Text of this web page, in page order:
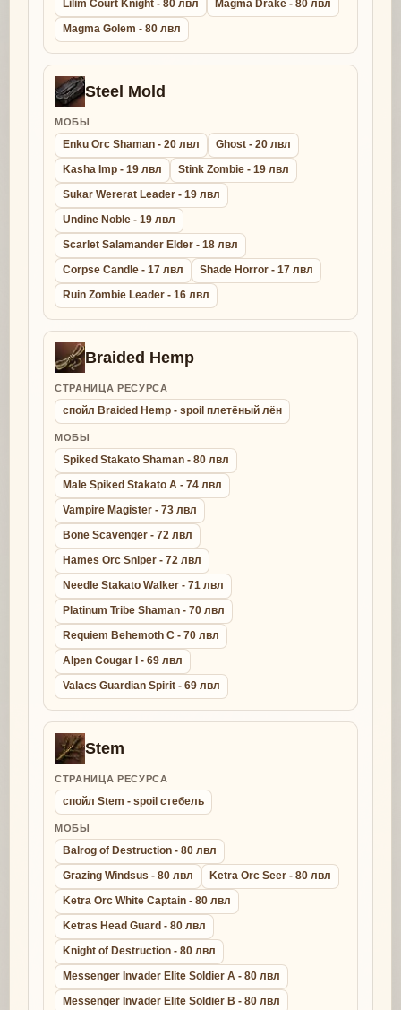
Lilim Court Knight - 80 лвл
Magma Drake - 80 лвл
Magma Golem - 80 лвл
Steel Mold
МОБЫ
Enku Orc Shaman - 20 лвл
Ghost - 20 лвл
Kasha Imp - 19 лвл
Stink Zombie - 19 лвл
Sukar Wererat Leader - 19 лвл
Undine Noble - 19 лвл
Scarlet Salamander Elder - 18 лвл
Corpse Candle - 17 лвл
Shade Horror - 17 лвл
Ruin Zombie Leader - 16 лвл
Braided Hemp
СТРАНИЦА РЕСУРСА
спойл Braided Hemp - spoil плетёный лён
МОБЫ
Spiked Stakato Shaman - 80 лвл
Male Spiked Stakato A - 74 лвл
Vampire Magister - 73 лвл
Bone Scavenger - 72 лвл
Hames Orc Sniper - 72 лвл
Needle Stakato Walker - 71 лвл
Platinum Tribe Shaman - 70 лвл
Requiem Behemoth C - 70 лвл
Alpen Cougar I - 69 лвл
Valacs Guardian Spirit - 69 лвл
Stem
СТРАНИЦА РЕСУРСА
спойл Stem - spoil стебель
МОБЫ
Balrog of Destruction - 80 лвл
Grazing Windsus - 80 лвл
Ketra Orc Seer - 80 лвл
Ketra Orc White Captain - 80 лвл
Ketras Head Guard - 80 лвл
Knight of Destruction - 80 лвл
Messenger Invader Elite Soldier A - 80 лвл
Messenger Invader Elite Soldier B - 80 лвл